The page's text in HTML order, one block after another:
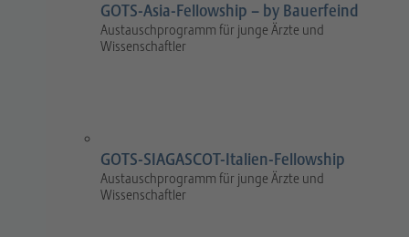
GOTS-Asia-Fellowship – by Bauerfeind
Austauschprogramm für junge Ärzte und
Wissenschaftler
GOTS-SIAGASCOT-Italien-Fellowship
Austauschprogramm für junge Ärzte und
Wissenschaftler